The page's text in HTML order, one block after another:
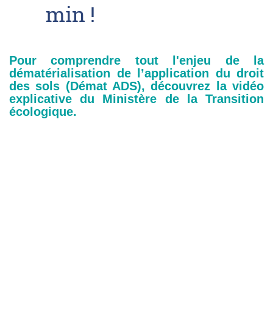
min !
Pour comprendre tout l'enjeu de la
dématérialisation de l’application du droit
des sols (Démat ADS), découvrez la vidéo
explicative du Ministère de la Transition
écologique.